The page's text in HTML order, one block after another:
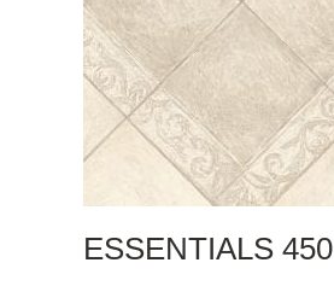
ESSENTIALS 450